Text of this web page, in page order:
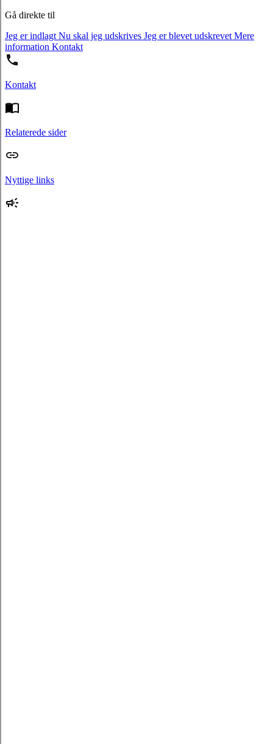
Gå direkte til
Jeg er indlagt Nu skal jeg udskrives Jeg er blevet udskrevet Mere
information Kontakt
Kontakt
Relaterede sider
Nyttige links